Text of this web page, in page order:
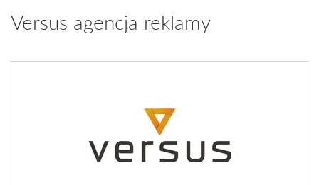
Versus agencja reklamy